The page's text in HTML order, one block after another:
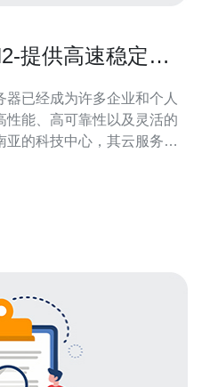
提供高速稳定的
已经成为许多企业和个人
性能、高可靠性以及灵活的
亚的科技中心，其云服务器
有